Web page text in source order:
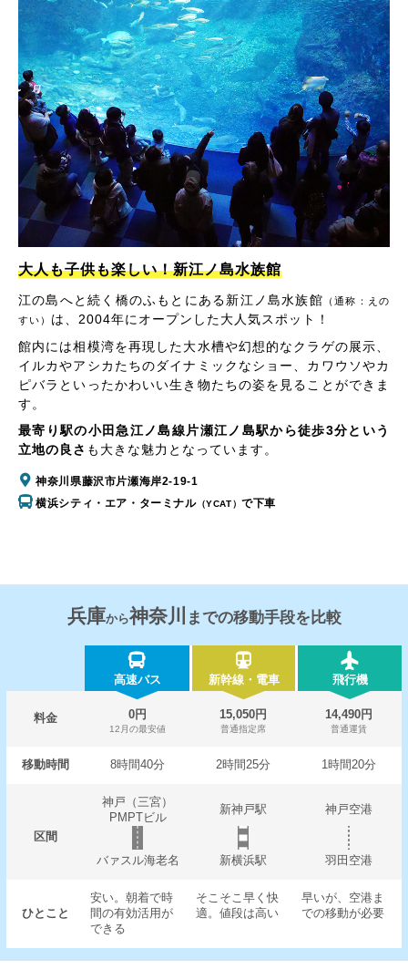
大人も子供も楽しい！新江ノ島水族館
江の島へと続く橋のふもとにある新江ノ島水族館 （通称：えの
すい） は、2004年にオープンした大人気スポット！
館内には相模湾を再現した大水槽や幻想的なクラゲの展示、
イルカやアシカたちのダイナミックなショー、カワウソやカ
ピバラといったかわいい生き物たちの姿を見ることができま
す。
最寄り駅の小田急江ノ島線片瀬江ノ島駅から徒歩3分という
立地の良さ も大きな魅力となっています。
神奈川県藤沢市片瀬海岸2-19-1
横浜シティ・エア・ターミナル（YCAT）で下車
兵庫から神奈川 までの移動手段を比較
高速バス 新幹線・電車 飛行機
料金 0円
12月の最安値
15,050円
普通指定席
14,490円
普通運賃
移動時間 8時間40分 2時間25分 1時間20分
区間
神戸（三宮）
PMPTビル
新神戸駅 神戸空港
バァスル海老名 新横浜駅 羽田空港
ひとこと
安い。朝着で時
間の有効活用が
できる
そこそこ早く快
適。値段は高い
早いが、空港ま
での移動が必要